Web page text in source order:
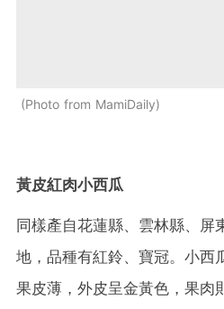
Photo from MamiDaily
黃皮紅肉小西瓜
同樣產自花蓮縣、雲林縣、屏
地，品種有紅鈴、寶冠。小西
果皮薄，外皮呈金黃色，果肉